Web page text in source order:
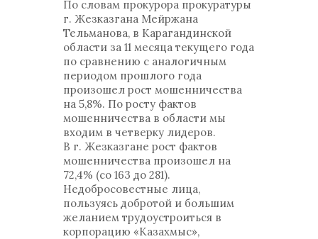
По словам прокурора прокуратуры
г. Жезказгана Мейржана
Тельманова, в Карагандинской
области за 11 месяца текущего года
по сравнению с аналогичным
периодом прошлого года
произошел рост мошенничества
на 5,8%. По росту фактов
мошенничества в области мы
входим в четверку лидеров.
В г. Жезказгане рост фактов
мошенничества произошел на
72,4% (со 163 до 281).
Недобросовестные лица,
пользуясь добротой и большим
желанием трудоустроиться в
корпорацию «Казахмыс»,